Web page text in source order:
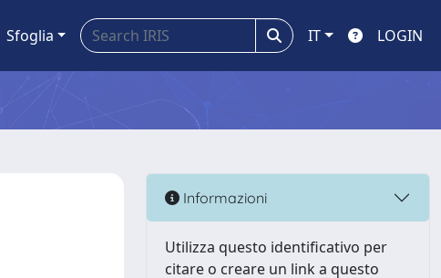
Sfoglia IT LOGIN
Informazioni
Utilizza questo identificativo per
citare o creare un link a questo